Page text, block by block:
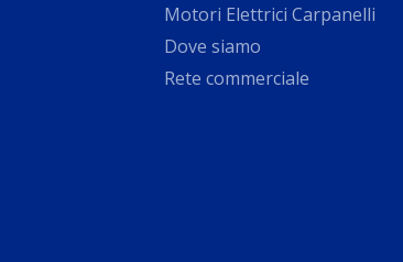
Motori Elettrici Carpanelli
Dove siamo
Rete commerciale